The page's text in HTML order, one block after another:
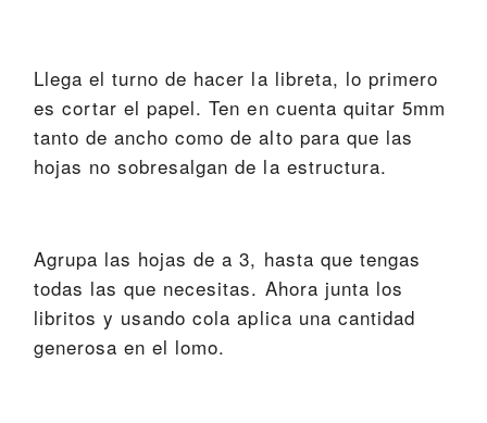
Llega el turno de hacer la libreta, lo primero
es cortar el papel. Ten en cuenta quitar 5mm
tanto de ancho como de alto para que las
hojas no sobresalgan de la estructura.
Agrupa las hojas de a 3, hasta que tengas
todas las que necesitas. Ahora junta los
libritos y usando cola aplica una cantidad
generosa en el lomo.